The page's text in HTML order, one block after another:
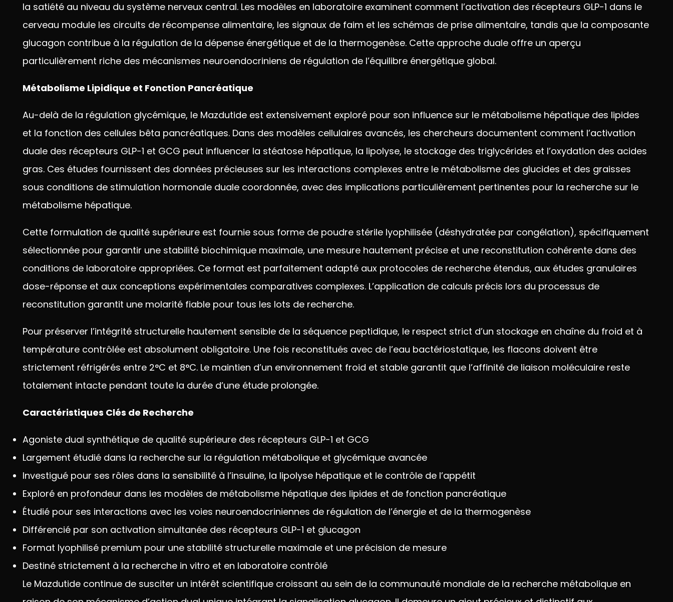
la satiété au niveau du système nerveux central. Les modèles en laboratoire examinent comment l’activation des récepteurs GLP-1 dans le
cerveau module les circuits de récompense alimentaire, les signaux de faim et les schémas de prise alimentaire, tandis que la composante
glucagon contribue à la régulation de la dépense énergétique et de la thermogenèse. Cette approche duale offre un aperçu
particulièrement riche des mécanismes neuroendocriniens de régulation de l’équilibre énergétique global.
Métabolisme Lipidique et Fonction Pancréatique
Au-delà de la régulation glycémique, le Mazdutide est extensivement exploré pour son influence sur le métabolisme hépatique des lipides
et la fonction des cellules bêta pancréatiques. Dans des modèles cellulaires avancés, les chercheurs documentent comment l’activation
duale des récepteurs GLP-1 et GCG peut influencer la stéatose hépatique, la lipolyse, le stockage des triglycérides et l’oxydation des acides
gras. Ces études fournissent des données précieuses sur les interactions complexes entre le métabolisme des glucides et des graisses
sous conditions de stimulation hormonale duale coordonnée, avec des implications particulièrement pertinentes pour la recherche sur le
métabolisme hépatique.
Cette formulation de qualité supérieure est fournie sous forme de poudre stérile lyophilisée (déshydratée par congélation), spécifiquement
sélectionnée pour garantir une stabilité biochimique maximale, une mesure hautement précise et une reconstitution cohérente dans des
conditions de laboratoire appropriées. Ce format est parfaitement adapté aux protocoles de recherche étendus, aux études granulaires
dose-réponse et aux conceptions expérimentales comparatives complexes. L’application de calculs précis lors du processus de
reconstitution garantit une molarité fiable pour tous les lots de recherche.
Pour préserver l’intégrité structurelle hautement sensible de la séquence peptidique, le respect strict d’un stockage en chaîne du froid et à
température contrôlée est absolument obligatoire. Une fois reconstitués avec de l’eau bactériostatique, les flacons doivent être
strictement réfrigérés entre 2°C et 8°C. Le maintien d’un environnement froid et stable garantit que l’affinité de liaison moléculaire reste
totalement intacte pendant toute la durée d’une étude prolongée.
Caractéristiques Clés de Recherche
Agoniste dual synthétique de qualité supérieure des récepteurs GLP-1 et GCG
Largement étudié dans la recherche sur la régulation métabolique et glycémique avancée
Investigué pour ses rôles dans la sensibilité à l’insuline, la lipolyse hépatique et le contrôle de l’appétit
Exploré en profondeur dans les modèles de métabolisme hépatique des lipides et de fonction pancréatique
Étudié pour ses interactions avec les voies neuroendocriniennes de régulation de l’énergie et de la thermogenèse
Différencié par son activation simultanée des récepteurs GLP-1 et glucagon
Format lyophilisé premium pour une stabilité structurelle maximale et une précision de mesure
Destiné strictement à la recherche in vitro et en laboratoire contrôlé
Le Mazdutide continue de susciter un intérêt scientifique croissant au sein de la communauté mondiale de la recherche métabolique en